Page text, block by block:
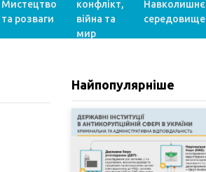
Мистецтво
та розваги
конфлікт,
війна та
мир
Навколишнє
середовище
Найпопулярніше